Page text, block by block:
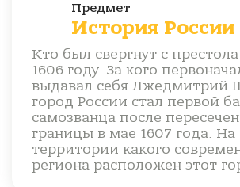
Предмет
История России
Кто был свергнут с
1606 году. За кого
выдавал себя Лжедмитрий
город России стал первой
самозванца после
границы в мае 1607 года. На
территории какого
региона расположен этот